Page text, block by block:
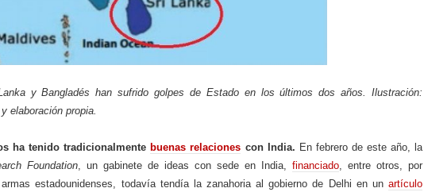
y Bangladés han sufrido golpes de Estado en los últimos dos años. Ilustración:
elaboración propia.
ha tenido tradicionalmente buenas relaciones con India. En febrero de este año, la
Foundation, un gabinete de ideas con sede en India, financiado, entre otros, por
estadounidenses, todavía tendía la zanahoria al gobierno de Delhi en un artículo